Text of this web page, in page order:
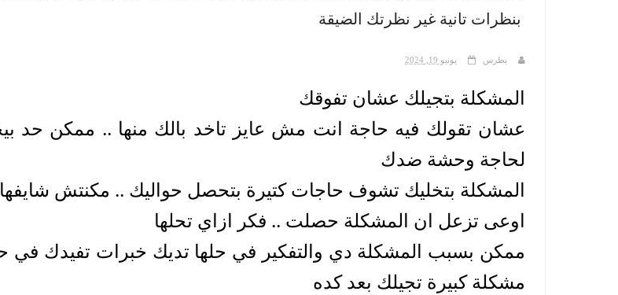
بنظرات تانية غير نظرتك الضيقة
بطرس يونيو 19, 2024
المشكلة بتجيلك عشان تفوقك
لحاجة وحشة ضدك
المشكلة بتخليك تشوف حاجات كتيرة بتحصل حواليك .. مكنتش شايفها
اوعى تزعل ان المشكلة حصلت .. فكر ازاي تحلها
مشكلة كبيرة تجيلك بعد كده